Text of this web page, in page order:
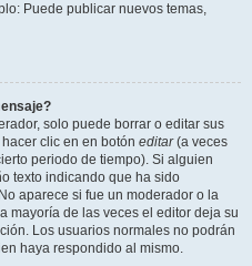
Puede publicar nuevos temas,
solo puede borrar o editar sus
clic en en botón editar(a veces
periodo de tiempo). Si alguien
texto indicando que ha sido
aparece si fue un moderador o la
mayoría de las veces el editor deja su
Los usuarios normales no podrán
haya respondido al mismo.